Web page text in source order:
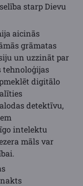
starp Dievu
aicinās
grāmatas
un uzzināt par
tehnoloģijas
digitālo
detektīvu,
intelektu
māls var